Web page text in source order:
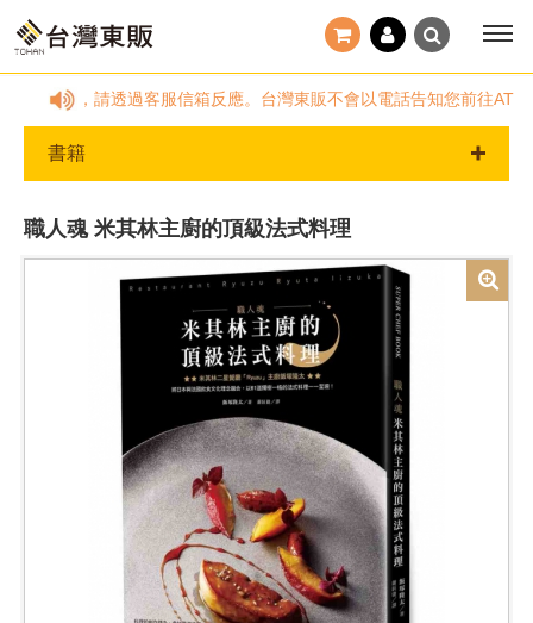
間，請透過客服信箱反應。台灣東販不會以電話告知您前往ATM操
書籍
職人魂 米其林主廚的頂級法式料理